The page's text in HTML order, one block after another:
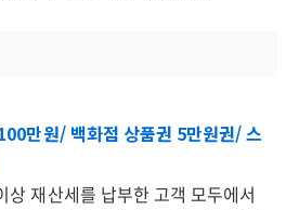
만원/ 백화점 상품권 5만원권/ 스
상 재산세를 납부한 고객 모두에서